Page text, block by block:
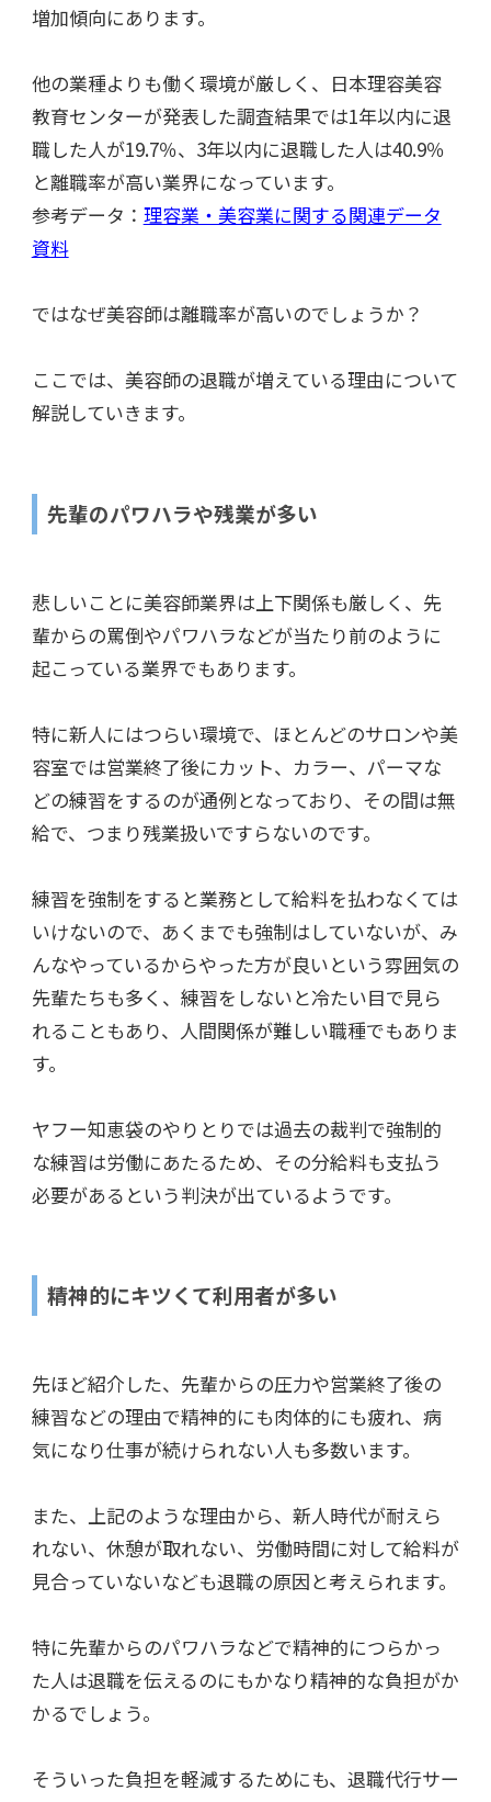
増加傾向にあります。
他の業種よりも働く環境が厳しく、日本理容美容
教育センターが発表した調査結果では1年以内に退
職した人が19.7％、3年以内に退職した人は40.9％
と離職率が高い業界になっています。
参考データ： 理容業・美容業に関する関連データ
資料
ではなぜ美容師は離職率が高いのでしょうか？
ここでは、美容師の退職が増えている理由について
解説していきます。
先輩のパワハラや残業が多い
悲しいことに美容師業界は上下関係も厳しく、先
輩からの罵倒やパワハラなどが当たり前のように
起こっている業界でもあります。
特に新人にはつらい環境で、ほとんどのサロンや美
容室では営業終了後にカット、カラー、パーマな
どの練習をするのが通例となっており、その間は無
給で、つまり残業扱いですらないのです。
練習を強制をすると業務として給料を払わなくては
いけないので、あくまでも強制はしていないが、み
んなやっているからやった方が良いという雰囲気の
先輩たちも多く、練習をしないと冷たい目で見ら
れることもあり、人間関係が難しい職種でもありま
す。
ヤフー知恵袋のやりとりでは過去の裁判で強制的
な練習は労働にあたるため、その分給料も支払う
必要があるという判決が出ているようです。
精神的にキツくて利用者が多い
先ほど紹介した、先輩からの圧力や営業終了後の
練習などの理由で精神的にも肉体的にも疲れ、病
気になり仕事が続けられない人も多数います。
また、上記のような理由から、新人時代が耐えら
れない、休憩が取れない、労働時間に対して給料が
見合っていないなども退職の原因と考えられます。
特に先輩からのパワハラなどで精神的につらかっ
た人は退職を伝えるのにもかなり精神的な負担がか
かるでしょう。
そういった負担を軽減するためにも、退職代行サー